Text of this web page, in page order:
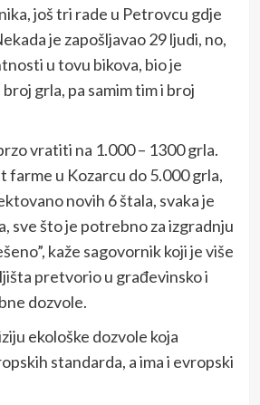
još tri rade u Petrovcu gdje
je zapošljavao 29 ljudi, no,
u tovu bikova, bio je
grla, pa samim tim i broj
vratiti na 1.000 – 1300 grla.
farme u Kozarcu do 5.000 grla,
novih 6 štala, svaka je
sve što je potrebno za izgradnju
kaže sagovornik koji je više
pretvorio u građevinsko i
dozvole.
ekološke dozvole koja
standarda, a ima i evropski